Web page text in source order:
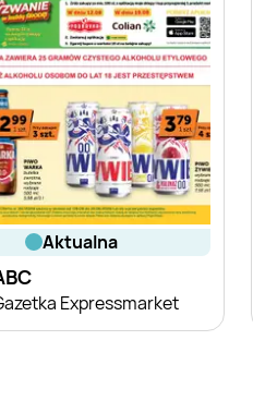
aktualna
Expressmarket